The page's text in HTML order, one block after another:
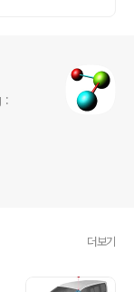
더보기